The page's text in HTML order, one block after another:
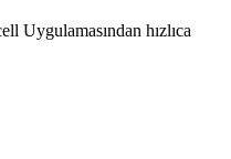
Uygulamasından hızlıca